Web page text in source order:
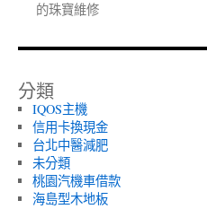
的珠寶維修
分類
IQOS主機
信用卡換現金
台北中醫減肥
未分類
桃園汽機車借款
海島型木地板